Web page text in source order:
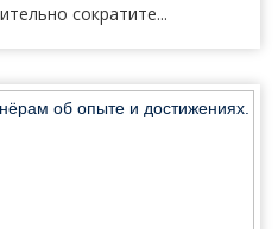
сократите...